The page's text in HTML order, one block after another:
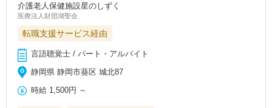
介護老人保健施設星のしずく
医療法人財団湖聖会
転職支援サービス経由
言語聴覚士 / パート・アルバイト
静岡県 静岡市葵区 城北87
時給 1,500円 ～